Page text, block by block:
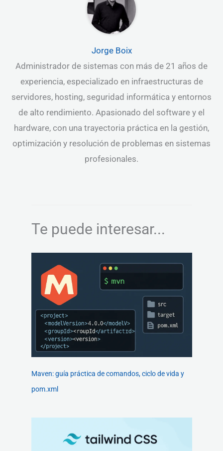
Jorge Boix
Administrador de sistemas con más de 21 años de
experiencia, especializado en infraestructuras de
servidores, hosting, seguridad informática y entornos
de alto rendimiento. Apasionado del software y el
hardware, con una trayectoria práctica en la gestión,
optimización y resolución de problemas en sistemas
profesionales.
Te puede interesar...
Maven: guía práctica de comandos, ciclo de vida y
pom.xml